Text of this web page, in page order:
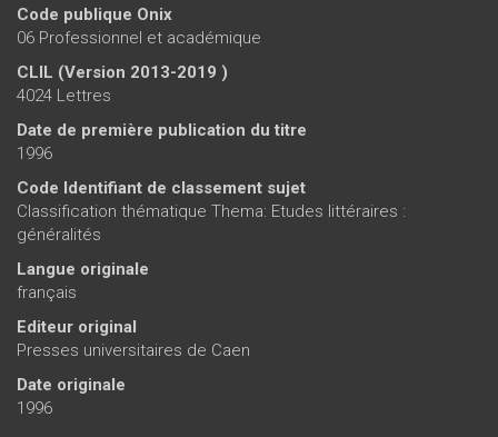
Code publique Onix
06 Professionnel et académique
CLIL (Version 2013-2019 )
4024 Lettres
Date de première publication du titre
1996
Code Identifiant de classement sujet
Classification thématique Thema: Etudes littéraires :
généralités
Langue originale
français
Editeur original
Presses universitaires de Caen
Date originale
1996